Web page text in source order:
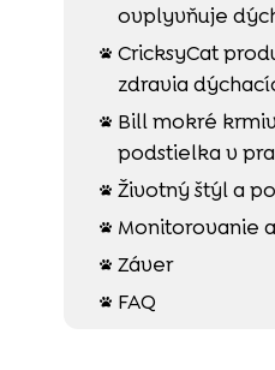
ovplyvňuje
 CricksyCat
zdravia

Bill mokré
podstielka v
 Životný štýl a
 Monitorovanie
 Záver
 FAQ